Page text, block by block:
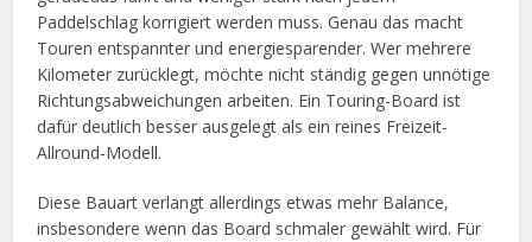
Paddelschlag korrigiert werden muss. Genau das macht
Touren entspannter und energiesparender. Wer mehrere
Kilometer zurücklegt, möchte nicht ständig gegen unnötige
Richtungsabweichungen arbeiten. Ein Touring-Board ist
dafür deutlich besser ausgelegt als ein reines Freizeit-
Allround-Modell.
Diese Bauart verlangt allerdings etwas mehr Balance,
insbesondere wenn das Board schmaler gewählt wird. Für